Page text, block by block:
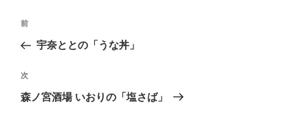
投
ナ
ビ
ゲ
前
の
稿
前
宇奈ととの「うな丼」
次
の
次
森ノ宮酒場 いおりの「塩さば」